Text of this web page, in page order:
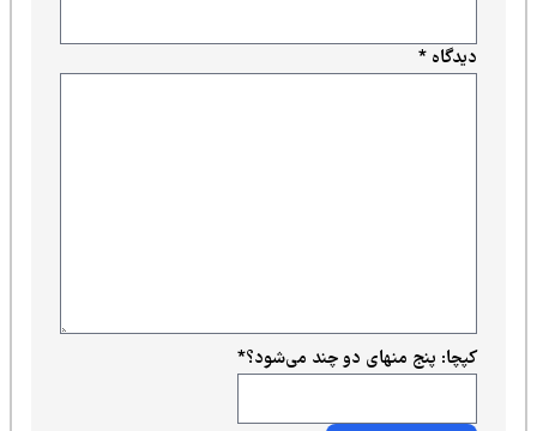
دیدگاه*
کپچا: پنج منهای دو چند می‌شود؟*